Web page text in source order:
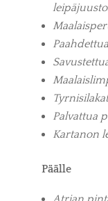
Tyrnisilakat
Palvattua
Kartanon
Päälle